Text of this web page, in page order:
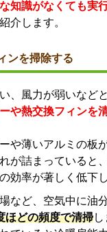
知識がなくても実
介します。
ンを掃除する
、風力が弱いなど
や熱交換フィンを
や薄いアルミの板
が詰まっていると
効率が著しく低下し
など、空気中に油
ほどの頻度で清掃し